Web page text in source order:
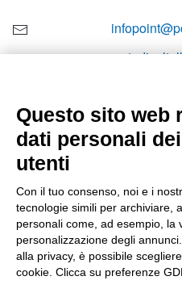
+39
08:00 – 12:10
Questo sito web
dati personali
utenti
Con il tuo consenso, noi e i
tecnologie simili per archiviare,
personali come, ad esempio, la
personalizzazione degli
alla privacy, è possibile
cookie. Clicca su preferenze